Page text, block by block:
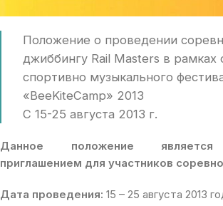
Положение о проведении
джиббингу Rail Masters в рамках
спортивно музыкального
«BeeKiteCamp» 2013
C 15-25 августа 2013 г.
Данное положение является
приглашением для участников
Дата проведения: 15 – 25 августа 2013